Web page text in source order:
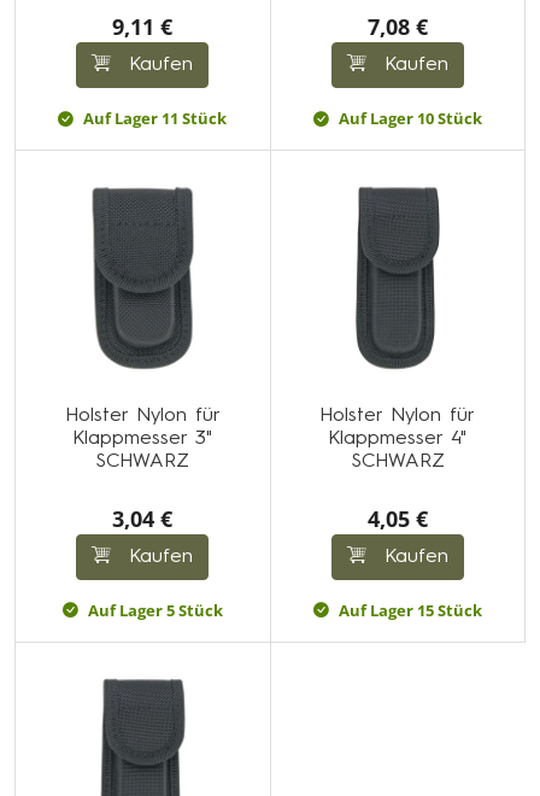
9,11 €
Kaufen
Auf Lager 11 Stück
7,08 €
Kaufen
Auf Lager 10 Stück
Holster Nylon für
Klappmesser 3"
SCHWARZ
3,04 €
Kaufen
Auf Lager 5 Stück
Holster Nylon für
Klappmesser 4"
SCHWARZ
4,05 €
Kaufen
Auf Lager 15 Stück